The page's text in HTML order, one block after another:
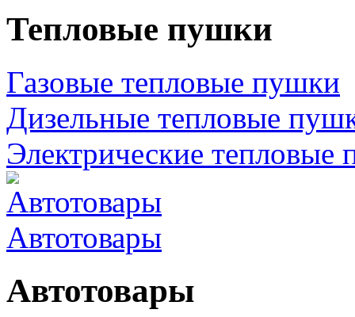
Тепловые пушки
Газовые тепловые пушки
Дизельные тепловые
Электрические тепловые
Автотовары
Автотовары